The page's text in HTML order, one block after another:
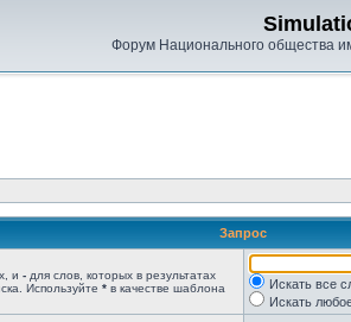
Форум Национального общества
Запрос
и - для слов, которых в результатах
Используйте * в качестве шаблона
Искать все
Искать